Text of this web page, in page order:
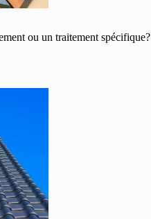
ou un traitement spécifique?